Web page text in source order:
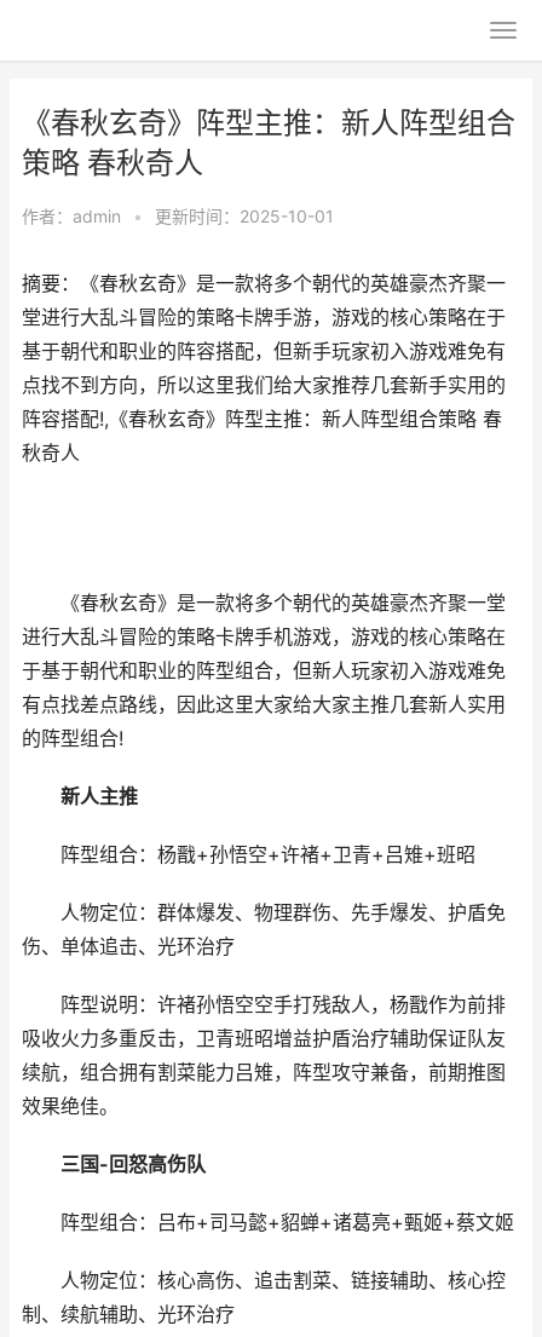
《春秋玄奇》阵型主推：新人阵型组合
策略 春秋奇人
作者： admin • 更新时间：2025-10-01
摘要：《春秋玄奇》是一款将多个朝代的英雄豪杰齐聚一
堂进行大乱斗冒险的策略卡牌手游，游戏的核心策略在于
基于朝代和职业的阵容搭配，但新手玩家初入游戏难免有
点找不到方向，所以这里我们给大家推荐几套新手实用的
阵容搭配!,《春秋玄奇》阵型主推：新人阵型组合策略 春
秋奇人
《春秋玄奇》是一款将多个朝代的英雄豪杰齐聚一堂
进行大乱斗冒险的策略卡牌手机游戏，游戏的核心策略在
于基于朝代和职业的阵型组合，但新人玩家初入游戏难免
有点找差点路线，因此这里大家给大家主推几套新人实用
的阵型组合!
新人主推
阵型组合：杨戬+孙悟空+许褚+卫青+吕雉+班昭
人物定位：群体爆发、物理群伤、先手爆发、护盾免
伤、单体追击、光环治疗
阵型说明：许褚孙悟空空手打残敌人，杨戬作为前排
吸收火力多重反击，卫青班昭增益护盾治疗辅助保证队友
续航，组合拥有割菜能力吕雉，阵型攻守兼备，前期推图
效果绝佳。
三国-回怒高伤队
阵型组合：吕布+司马懿+貂蝉+诸葛亮+甄姬+蔡文姬
人物定位：核心高伤、追击割菜、链接辅助、核心控
制、续航辅助、光环治疗